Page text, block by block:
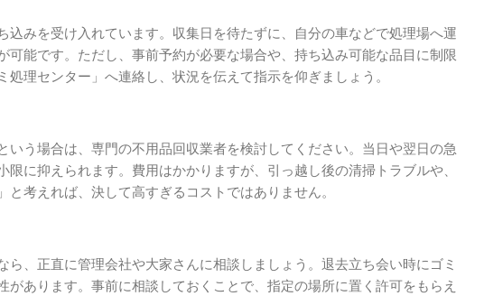
込みを受け入れています。収集日を待たずに、自分の車などで処理場へ運
可能です。ただし、事前予約が必要な場合や、持ち込み可能な品目に制限
理センター」へ連絡し、状況を伝えて指示を仰ぎましょう。
いう場合は、専門の不用品回収業者を検討してください。当日や翌日の急
に抑えられます。費用はかかりますが、引っ越し後の清掃トラブルや、
考えれば、決して高すぎるコストではありません。
ら、正直に管理会社や大家さんに相談しましょう。退去立ち会い時にゴミ
あります。事前に相談しておくことで、指定の場所に置く許可をもらえ